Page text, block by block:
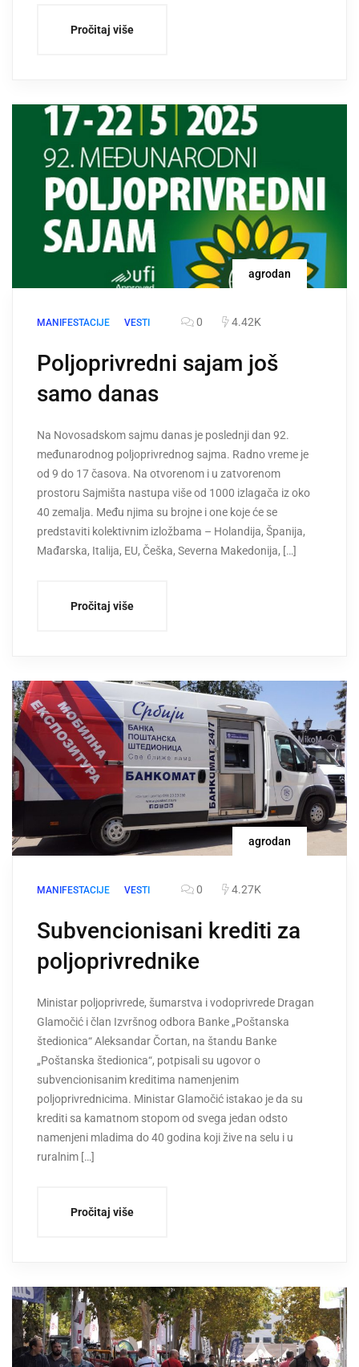
Pročitaj više
agrodan
MANIFESTACIJE VESTI 0 4.42K
Poljoprivredni sajam još
samo danas
Na Novosadskom sajmu danas je poslednji dan 92.
međunarodnog poljoprivrednog sajma. Radno vreme je
od 9 do 17 časova. Na otvorenom i u zatvorenom
prostoru Sajmišta nastupa više od 1000 izlagača iz oko
40 zemalja. Među njima su brojne i one koje će se
predstaviti kolektivnim izložbama – Holandija, Španija,
Mađarska, Italija, EU, Češka, Severna Makedonija, […]
Pročitaj više
agrodan
MANIFESTACIJE VESTI 0 4.27K
Subvencionisani krediti za
poljoprivrednike
Ministar poljoprivrede, šumarstva i vodoprivrede Dragan
Glamočić i član Izvršnog odbora Banke „Poštanska
štedionica“ Aleksandar Čortan, na štandu Banke
„Poštanska štedionica“, potpisali su ugovor o
subvencionisanim kreditima namenjenim
poljoprivrednicima. Ministar Glamočić istakao je da su
krediti sa kamatnom stopom od svega jedan odsto
namenjeni mladima do 40 godina koji žive na selu i u
ruralnim […]
Pročitaj više